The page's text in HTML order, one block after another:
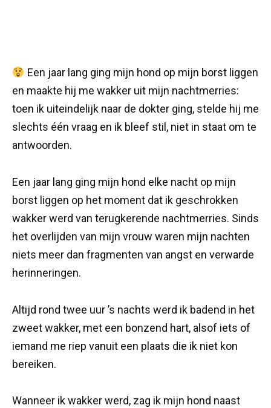
Een jaar lang ging mijn hond op mijn borst liggen
en maakte hij me wakker uit mijn nachtmerries:
toen ik uiteindelijk naar de dokter ging, stelde hij me
slechts één vraag en ik bleef stil, niet in staat om te
antwoorden.
Een jaar lang ging mijn hond elke nacht op mijn
borst liggen op het moment dat ik geschrokken
wakker werd van terugkerende nachtmerries. Sinds
het overlijden van mijn vrouw waren mijn nachten
niets meer dan fragmenten van angst en verwarde
herinneringen.
Altijd rond twee uur ’s nachts werd ik badend in het
zweet wakker, met een bonzend hart, alsof iets of
iemand me riep vanuit een plaats die ik niet kon
bereiken.
Wanneer ik wakker werd, zag ik mijn hond naast